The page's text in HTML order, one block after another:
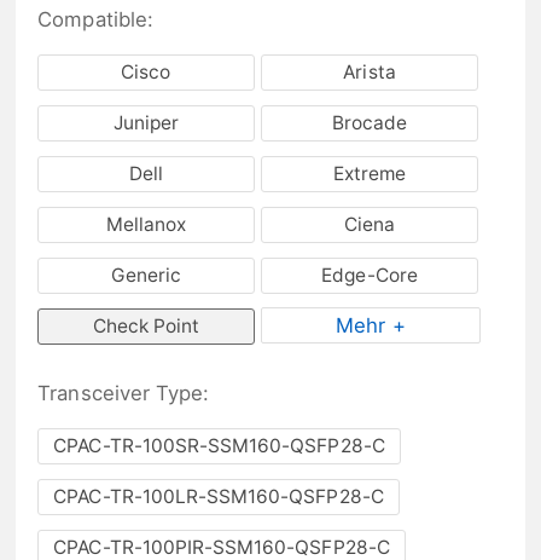
Compatible:
Cisco Arista
Juniper Brocade
Dell Extreme
Mellanox Ciena
Generic Edge-Core
Check Point Mehr +
Transceiver Type:
CPAC-TR-100SR-SSM160-QSFP28-C
CPAC-TR-100LR-SSM160-QSFP28-C
CPAC-TR-100PIR-SSM160-QSFP28-C